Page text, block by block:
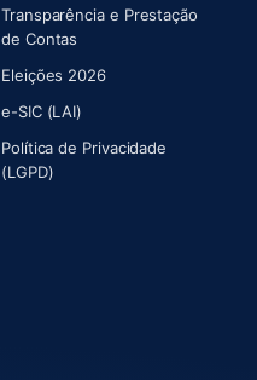
Transparência e Prestação
de Contas
Eleições 2026
e-SIC (LAI)
Política de Privacidade
(LGPD)